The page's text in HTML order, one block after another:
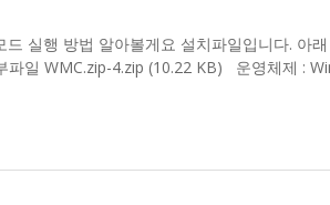
실행 방법 알아볼게요 설치파일입니다. 아
일 WMC.zip-4.zip (10.22 KB) 운영체제 :